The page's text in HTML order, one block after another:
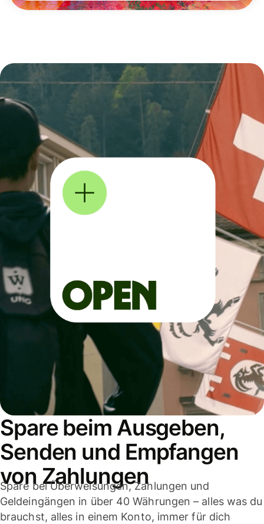
Spare beim Ausgeben,
Senden und Empfangen
von Zahlungen
Spare bei Überweisungen, Zahlungen und
Geldeingängen in über 40 Währungen – alles was du
brauchst, alles in einem Konto, immer für dich